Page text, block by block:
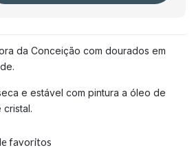
da Conceição com dourados em
e estável com pintura a óleo de
favoritos